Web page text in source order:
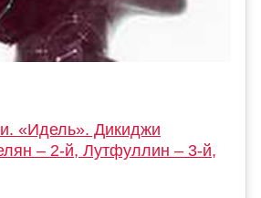
«Идель». Дикиджи
– 2-й, Лутфуллин – 3-й,